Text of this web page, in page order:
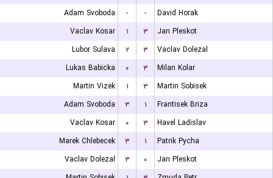
Adam Svoboda
- -
David Horak
Vaclav Kosar
۱ ۳
Jan Pleskot
Lubor Sulava
۲ ۳
Vaclav Dolezal
Lukas Babicka
۰ ۳
Milan Kolar
Martin Vizek
۱ ۳
Martin Sobisek
Adam Svoboda
۳ ۱
Frantisek Briza
Vaclav Kosar
۰ ۳
Havel Ladislav
Marek Chlebecek
۳ ۱
Patrik Pycha
Vaclav Dolezal
۳ ۰
Jan Pleskot